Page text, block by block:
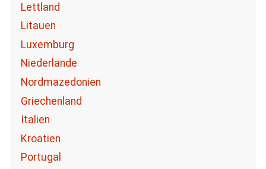
Lettland
Litauen
Luxemburg
Niederlande
Nordmazedonien
Griechenland
Italien
Kroatien
Portugal